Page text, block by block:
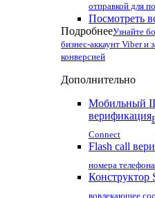
отправкой для
Посмотреть
ПодробнееУзнайте
бизнес-аккаунт Viber и
конверсией
Дополнительно
Мобильный
верификация
Connect
Flash call
номера
Конструктор